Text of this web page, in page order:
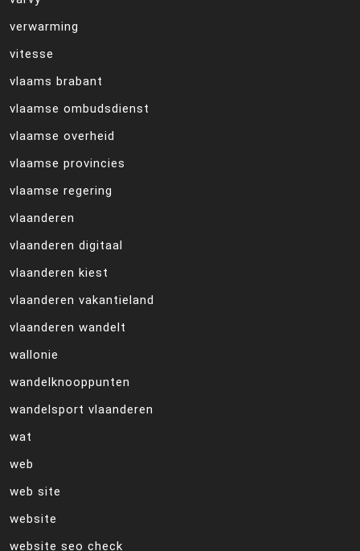
verwarming
vitesse
vlaams brabant
vlaamse ombudsdienst
vlaamse overheid
vlaamse provincies
vlaamse regering
vlaanderen
vlaanderen digitaal
vlaanderen kiest
vlaanderen vakantieland
vlaanderen wandelt
wallonie
wandelknooppunten
wandelsport vlaanderen
wat
web
web site
website
website seo check